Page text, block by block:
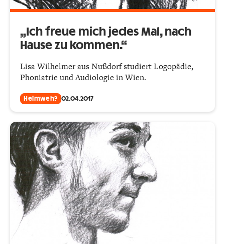
„Ich freue mich jedes Mal, nach
Hause zu kommen.“
Lisa Wilhelmer aus Nußdorf studiert Logopädie,
Phoniatrie und Audiologie in Wien.
Heimweh? 02.04.2017